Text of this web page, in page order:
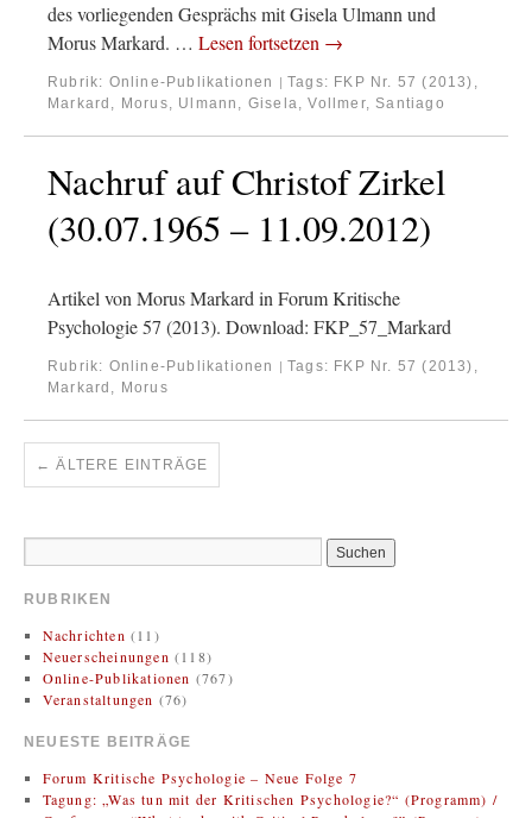
des vorliegenden Gesprächs mit Gisela Ulmann und
Morus Markard. … Lesen fortsetzen →
Rubrik: Online-Publikationen | Tags: FKP Nr. 57 (2013) ,
Markard, Morus, Ulmann, Gisela,Vollmer, Santiago
Nachruf auf Christof Zirkel
(30.07.1965 – 11.09.2012)
Artikel von Morus Markard in Forum Kritische
Psychologie 57 (2013). Download: FKP_57_Markard
Rubrik: Online-Publikationen | Tags: FKP Nr. 57 (2013) ,
Markard, Morus
← ÄLTERE EINTRÄGE
RUBRIKEN
Nachrichten (11)
Neuerscheinungen (118)
Online-Publikationen (767)
Veranstaltungen (76)
NEUESTE BEITRÄGE
Forum Kritische Psychologie – Neue Folge 7
Tagung: „Was tun mit der Kritischen Psychologie?“ (Programm) /